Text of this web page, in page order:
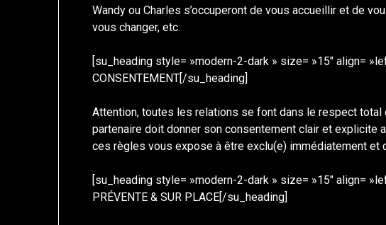
Wandy ou Charles s’occuperont de vous accueillir et de
vous changer, etc.
[su_heading style= »modern-2-dark » size= »15″ align=
CONSENTEMENT[/su_heading]
Attention, toutes les relations se font dans le respect total
partenaire doit donner son consentement clair et explicite
ces règles vous expose à être exclu(e) immédiatement et
[su_heading style= »modern-2-dark » size= »15″ align=
PRÉVENTE & SUR PLACE[/su_heading]